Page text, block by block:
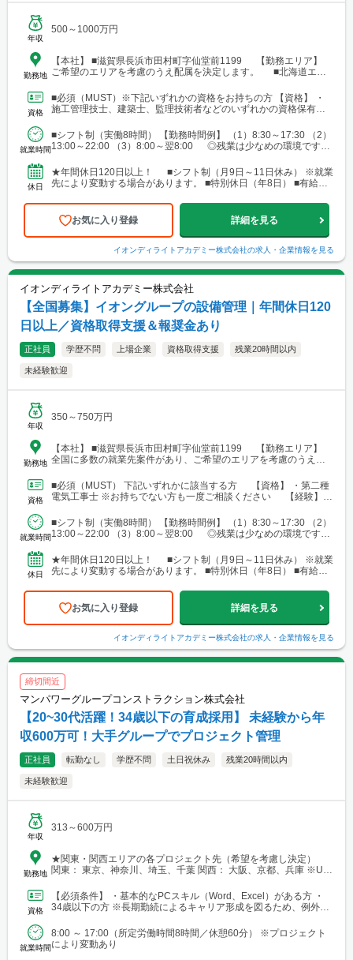
年収
500～1000万円
勤務地
【本社】 ■滋賀県長浜市田村町字仙堂前1199 【勤務エリア】
ご希望のエリアを考慮のうえ配属を決定します。 ■北海道エリ
ア └勤務地例：宮城県仙台市宮城野区榴岡3-4-1 ■北陸信越エリ
ア └勤務地例：新潟県新潟市中央区笹口1-2 ■関東エリア └勤務
地例：東京都千代田区神田錦町1-1-1 ■東海エリア └勤務地例：
地例：大阪府大阪市中央区南船場2-3-2 ■中国・四国エリア └勤
務地例：広島県広島市南区段原南1-3-52 ■九州エリア └勤務地
業務を担当いただく際、現場によっては、自宅または現場付近の
ホテルから直行直帰をお願いする場合があります。
資格
■必須（MUST）※下記いずれかの資格をお持ちの方 【資格】 ・
施工管理技士、建築士、監理技術者などのいずれかの資格保有者
就業時間
■シフト制（実働8時間） 【勤務時間例】 （1）8:30～17:30 （2）
13:00～22:00 （3）8:00～翌8:00 ◎残業は少なめの環境です。
休日
★年間休日120日以上！ ■シフト制（月9日～11日休み） ※就業
先により変動する場合があります。 ■特別休日（年8日） ■有給休
お気に入り登録 詳細を見る
イオンディライトアカデミー株式会社の求人・企業情報を見る
イオンディライトアカデミー株式会社
【全国募集】イオングループの設備管理｜年間休日120
日以上／資格取得支援＆報奨金あり
正社員 学歴不問 上場企業 資格取得支援 残業20時間以内
未経験歓迎
年収
350～750万円
勤務地
【本社】 ■滋賀県長浜市田村町字仙堂前1199 【勤務エリア】
全国に多数の就業先案件があり、ご希望のエリアを考慮のうえ配
す。 ■北海道 ■東北 └仙台市 ■関東 └東京23区 └町田・立
川・調布・西東京 └横浜・川崎・相模原・海老名・厚木 └千葉・
船橋・市川・柏・浦安・市原 └さいたま・川越・越谷・久喜・三
橋・岡崎・長久手・日進・稲沢・清須・小牧 └岐阜・各務原 └
津・四日市・桑名・志摩 └静岡・浜松・沼津・御殿場 ■関西 └
和泉・泉南 └神戸市・西宮・尼崎・姫路・加古川 └京都市・長岡
京・舞鶴・木津・木津川・城陽・京田辺・福知山・綾部・八幡 └
└奈良市・橿原・大和郡山 ■中四国 └広島市（安佐南区・南
区）・福山 └岡山・倉敷・津山
資格
■必須（MUST） 下記いずれかに該当する方 【資格】 ・第二種
電気工事士 ※お持ちでない方も一度ご相談ください 【経験】
就業時間
■シフト制（実働8時間） 【勤務時間例】 （1）8:30～17:30 （2）
13:00～22:00 （3）8:00～翌8:00 ◎残業は少なめの環境です。
休日
★年間休日120日以上！ ■シフト制（月9日～11日休み） ※就業
先により変動する場合があります。 ■特別休日（年8日） ■有給休
お気に入り登録 詳細を見る
イオンディライトアカデミー株式会社の求人・企業情報を見る
締切間近
マンパワーグループコンストラクション株式会社
【20~30代活躍！34歳以下の育成採用】 未経験から年
収600万可！大手グループでプロジェクト管理
正社員 転勤なし 学歴不問 土日祝休み 残業20時間以内
未経験歓迎
年収
313～600万円
勤務地
★関東・関西エリアの各プロジェクト先（希望を考慮し決定）
関東： 東京、神奈川、埼玉、千葉 関西： 大阪、京都、兵庫 ※U・
ションタワーN 30階
資格
【必須条件】 ・基本的なPCスキル（Word、Excel）がある方 ・
34歳以下の方 ※長期勤続によるキャリア形成を図るため、例外事
就業時間
8:00 ～ 17:00（所定労働時間8時間／休憩60分） ※プロジェクト
により変動あり